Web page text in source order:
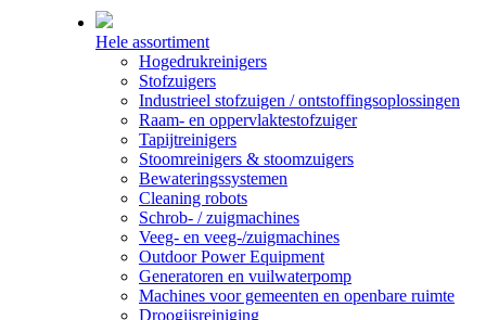
Hele assortiment
Hogedrukreinigers
Stofzuigers
Industrieel stofzuigen / ontstoffingsoplossingen
Raam- en oppervlaktestofzuiger
Tapijtreinigers
Stoomreinigers & stoomzuigers
Bewateringssystemen
Cleaning robots
Schrob- / zuigmachines
Veeg- en veeg-/zuigmachines
Outdoor Power Equipment
Generatoren en vuilwaterpomp
Machines voor gemeenten en openbare ruimte
Droogijsreiniging